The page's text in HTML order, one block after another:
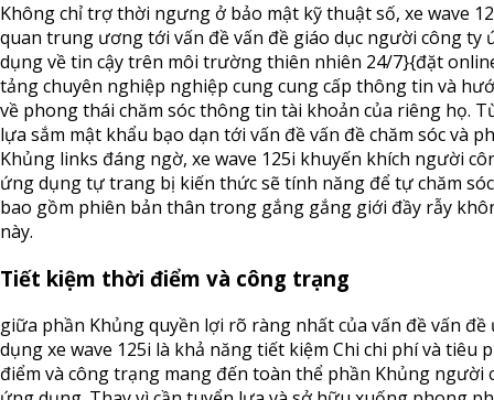
Không chỉ trợ thời ngưng ở bảo mật kỹ thuật số, xe wave
quan trung ương tới vấn đề vấn đề giáo dục người công ty
dụng về tin cậy trên môi trường thiên nhiên 24/7}{đặt
tảng chuyên nghiệp nghiệp cung cung cấp thông tin và
về phong thái chăm sóc thông tin tài khoản của riêng họ.
lựa sắm mật khẩu bạo dạn tới vấn đề vấn đề chăm sóc và
Khủng links đáng ngờ, xe wave 125i khuyến khích người
ứng dụng tự trang bị kiến thức sẽ tính năng để tự chăm
bao gồm phiên bản thân trong gắng gắng giới đầy rẫy
này.
Tiết kiệm thời điểm và công trạng
giữa phần Khủng quyền lợi rõ ràng nhất của vấn đề vấn đề
dụng xe wave 125i là khả năng tiết kiệm Chi chi phí và tiêu
điểm và công trạng mang đến toàn thể phần Khủng người